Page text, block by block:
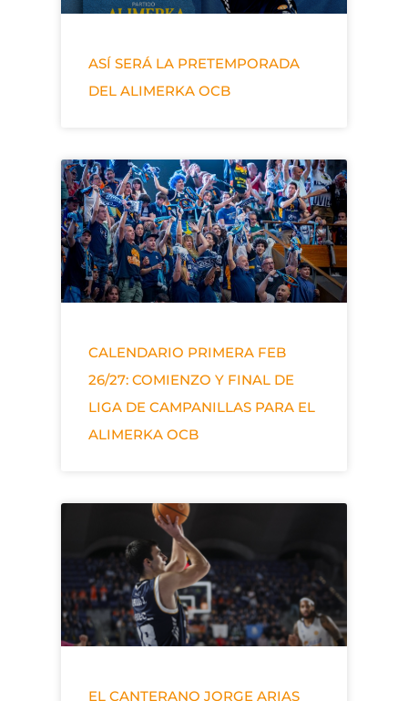
ASÍ SERÁ LA PRETEMPORADA
DEL ALIMERKA OCB
CALENDARIO PRIMERA FEB
26/27: COMIENZO Y FINAL DE
LIGA DE CAMPANILLAS PARA EL
ALIMERKA OCB
EL CANTERANO JORGE ARIAS